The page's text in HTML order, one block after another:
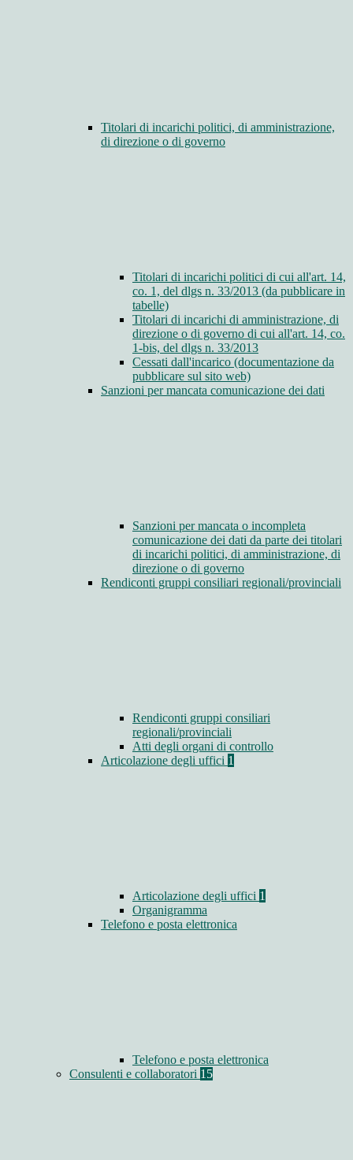
Titolari di incarichi politici, di amministrazione,
di direzione o di governo
Titolari di incarichi politici di cui all'art. 14,
co. 1, del dlgs n. 33/2013 (da pubblicare in
tabelle)
Titolari di incarichi di amministrazione, di
direzione o di governo di cui all'art. 14, co.
1-bis, del dlgs n. 33/2013
Cessati dall'incarico (documentazione da
pubblicare sul sito web)
Sanzioni per mancata comunicazione dei dati
Sanzioni per mancata o incompleta
comunicazione dei dati da parte dei titolari
di incarichi politici, di amministrazione, di
direzione o di governo
Rendiconti gruppi consiliari regionali/provinciali
Rendiconti gruppi consiliari
regionali/provinciali
Atti degli organi di controllo
Articolazione degli uffici 1
Articolazione degli uffici 1
Organigramma
Telefono e posta elettronica
Telefono e posta elettronica
Consulenti e collaboratori 15